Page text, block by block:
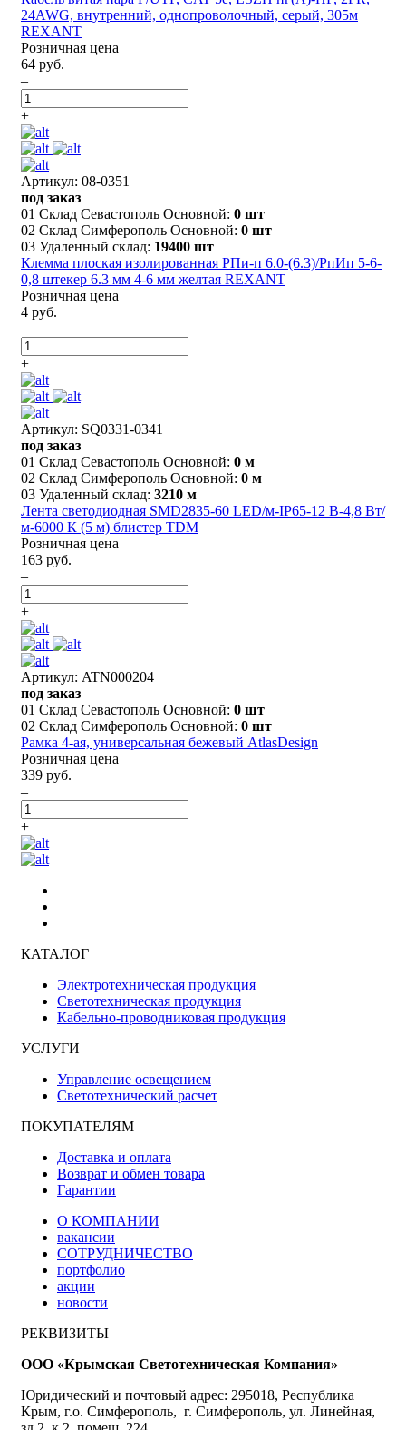
24AWG, внутренний, однопроволочный, серый, 305м
REXANT
Розничная цена
64 руб.
–
+
Артикул: 08-0351
под заказ
01 Склад Севастополь Основной: 0 шт
02 Склад Симферополь Основной: 0 шт
03 Удаленный склад: 19400 шт
Клемма плоская изолированная РПи-п 6.0-(6.3)/РпИп 5-6-
0,8 штекер 6.3 мм 4-6 мм желтая REXANT
Розничная цена
4 руб.
–
+
Артикул: SQ0331-0341
под заказ
01 Склад Севастополь Основной: 0 м
02 Склад Симферополь Основной: 0 м
03 Удаленный склад: 3210 м
Лента светодиодная SMD2835-60 LED/м-IP65-12 В-4,8 Вт/
м-6000 К (5 м) блистер TDM
Розничная цена
163 руб.
–
+
Артикул: ATN000204
под заказ
01 Склад Севастополь Основной: 0 шт
02 Склад Симферополь Основной: 0 шт
Рамка 4-ая, универсальная бежевый AtlasDesign
Розничная цена
339 руб.
–
+
КАТАЛОГ
Электротехническая продукция
Светотехническая продукция
Кабельно-проводниковая продукция
УСЛУГИ
Управление освещением
Светотехнический расчет
ПОКУПАТЕЛЯМ
Доставка и оплата
Возврат и обмен товара
Гарантии
О КОМПАНИИ
вакансии
СОТРУДНИЧЕСТВО
портфолио
акции
новости
РЕКВИЗИТЫ
ООО «Крымская Светотехническая Компания»
Юридический и почтовый адрес: 295018, Республика
Крым, г.о. Симферополь, г. Симферополь, ул. Линейная,